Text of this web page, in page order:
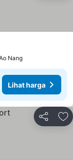
Nang
Lihat harga
Bagikan